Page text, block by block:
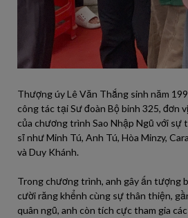
Thượng úy Lê Văn Thắng sinh năm
công tác tại Sư đoàn Bộ binh 325, đơn
của chương trình Sao Nhập Ngũ với sự
sĩ như Minh Tú, Anh Tú, Hòa Minzy,
và Duy Khánh.
Trong chương trình, anh gây ấn tượng
cười răng khểnh cùng sự thân thiện,
quân ngũ, anh còn tích cực tham gia